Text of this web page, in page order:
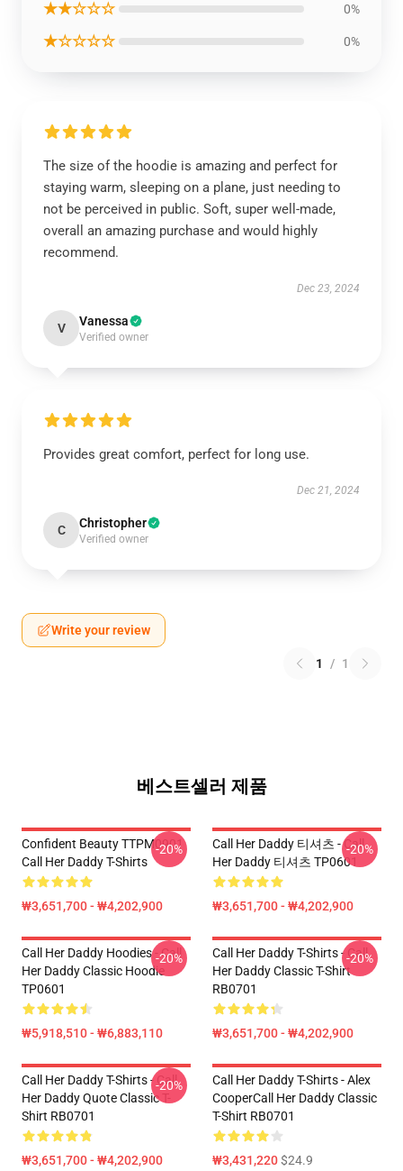
★★☆☆☆ 0%
★☆☆☆☆ 0%
The size of the hoodie is amazing and perfect for
staying warm, sleeping on a plane, just needing to
not be perceived in public. Soft, super well-made,
overall an amazing purchase and would highly
recommend.
Dec 23, 2024
V Vanessa
Verified owner
Provides great comfort, perfect for long use.
Dec 21, 2024
C Christopher
Verified owner
Write your review
1 / 1
베스트셀러 제품
Confident Beauty TTPM0901
Call Her Daddy T-Shirts
₩3,651,700 - ₩4,202,900
-20%
Call Her Daddy 티셔츠 - Call
Her Daddy 티셔츠 TP0601
₩3,651,700 - ₩4,202,900
-20%
Call Her Daddy Hoodies - Call
Her Daddy Classic Hoodie
TP0601
₩5,918,510 - ₩6,883,110
-20%
Call Her Daddy T-Shirts - Call
Her Daddy Classic T-Shirt
RB0701
₩3,651,700 - ₩4,202,900
-20%
Call Her Daddy T-Shirts - Call
Her Daddy Quote Classic T-
Shirt RB0701
₩3,651,700 - ₩4,202,900
-20%
Call Her Daddy T-Shirts - Alex
CooperCall Her Daddy Classic
T-Shirt RB0701
₩3,431,220$24.9